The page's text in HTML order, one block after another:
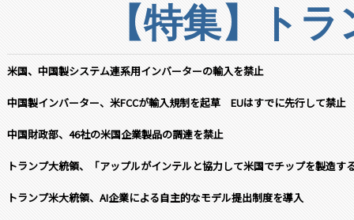
【特集】ト
米国、中国製システム連系用インバーターの輸入を禁止
中国製インバーター、米FCCが輸入規制を起草 EUはすでに先行して禁止
中国財政部、46社の米国企業製品の調達を禁止
トランプ大統領、「アップルがインテルと協力して米国でチップを製造す
トランプ米大統領、AI企業による自主的なモデル提出制度を導入